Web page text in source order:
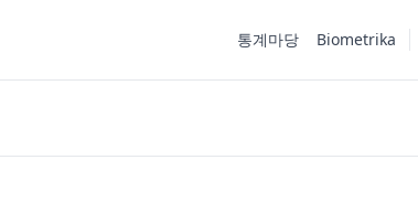
통계마당 Biometrika